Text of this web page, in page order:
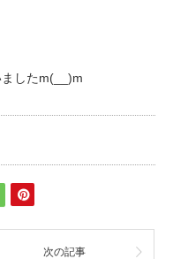
したm(__)m
次の記事